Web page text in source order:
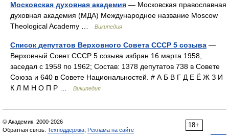
Московская духовная академия — Московская православная
духовная академия (МДА) Международное название Moscow
Theological Academy …
Википедия
Список депутатов Верховного Совета СССР 5 созыва —
Верховный Совет СССР 5 созыва избран 16 марта 1958,
заседал с 1958 по 1962; Состав: 1378 депутатов 738 в Совете
Союза и 640 в Совете Национальностей. # А Б В Г Д Е Ё Ж З И
К Л М Н О П Р …
Википедия
18+
© Академик, 2000-2026
Обратная связь: Техподдержка Реклама на сайте